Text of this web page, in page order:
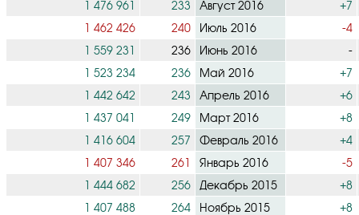
1 476 961
233 Август 2016
+7
1 462 426
240 Июль 2016
-4
1 559 231
236 Июнь 2016
-
1 523 234
236 Май 2016
+7
1 442 642
243 Апрель 2016
+6
1 437 041
249 Март 2016
+8
1 416 604
257 Февраль 2016
+4
1 407 346
261 Январь 2016
-5
1 444 682
256 Декабрь 2015
+8
1 407 488
264 Ноябрь 2015
+8